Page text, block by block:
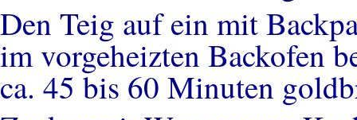
Den Teig auf ein mit
im vorgeheizten Backofen
ca. 45 bis 60 Minuten